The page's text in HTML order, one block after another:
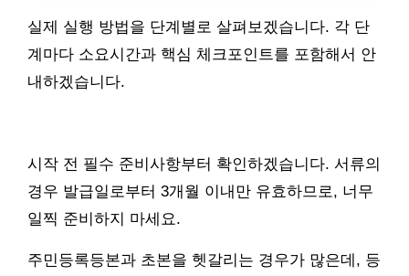
실제 실행 방법을 단계별로 살펴보겠습니다. 각 단
계마다 소요시간과 핵심 체크포인트를 포함해서 안
내하겠습니다.
시작 전 필수 준비사항부터 확인하겠습니다. 서류의
경우 발급일로부터 3개월 이내만 유효하므로, 너무
일찍 준비하지 마세요.
주민등록등본과 초본을 헷갈리는 경우가 많은데, 등